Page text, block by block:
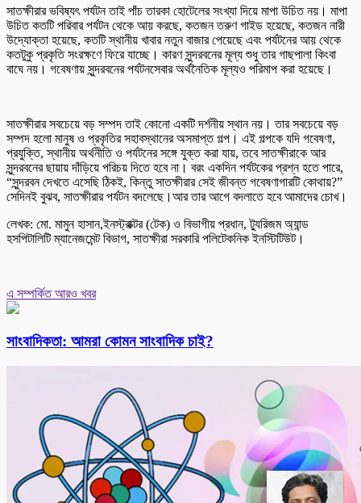
সাতক্ষীরার ভবিষ্যৎ পর্যটন তাই পাঁচ তারকা হোটেলের সংখ্যা দিয়ে মাপা উচিত নয়। মাপা
উচিত কতটি পরিবার পর্যটন থেকে আয় করছে, কতজন তরুণ গাইড হয়েছে, কতজন নারী
উদ্যোক্তা হয়েছে, কতটি স্থানীয় খাবার নতুন বাজার পেয়েছে এবং পর্যটনের আয় থেকে
কতটুকু প্রকৃতি সংরক্ষণে ফিরে যাচ্ছে। কারণ সুন্দরবনের মূল্য শুধু তার গাছপালা কিংবা
বাঘে নয়। গবেষণায় সুন্দরবনের পর্যটনসেবার অর্থনৈতিক মূল্যও পরিমাপ করা হয়েছে।
সাতক্ষীরার সবচেয়ে বড় সম্পদ তাই কোনো একটি দর্শনীয় স্থান নয়। তার সবচেয়ে বড়
সম্পদ হলো মানুষ ও প্রকৃতির সহাবস্থানের অসমাপ্ত গল্প। এই গল্পকে যদি গবেষণা,
প্রযুক্তি, স্থানীয় অর্থনীতি ও পর্যটনের সঙ্গে যুক্ত করা যায়, তবে সাতক্ষীরাকে আর
সুন্দরবনের ছায়ায় দাঁড়িয়ে পরিচয় দিতে হবে না। বরং একদিন পর্যটকের প্রশ্ন হতে পারে,
“সুন্দরবন দেখতে এসেছি ঠিকই, কিন্তু সাতক্ষীরার সেই জীবন্ত গবেষণাগারটি কোথায়?”
সেদিনই বুঝব, সাতক্ষীরার পর্যটন বদলেছে।আর তার আগে বদলাতে হবে আমাদের চোখ।
লেখক: মো. মামুন হাসান,ইনস্ট্রাক্টর (টেক) ও বিভাগীয় প্রধান, ট্যুরিজম অ্যান্ড
হসপিটালিটি ম্যানেজমেন্ট বিভাগ, সাতক্ষীরা সরকারি পলিটেকনিক ইনস্টিটিউট।
এ সম্পর্কিত আরও খবর
সাংবাদিকতা: আমরা কোমন সাংবাদিক চাই?